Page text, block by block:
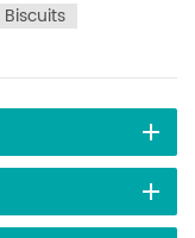
les feuilles de thé
processus de
à haute
et l'arôme du
de thé dans la
des cellules du